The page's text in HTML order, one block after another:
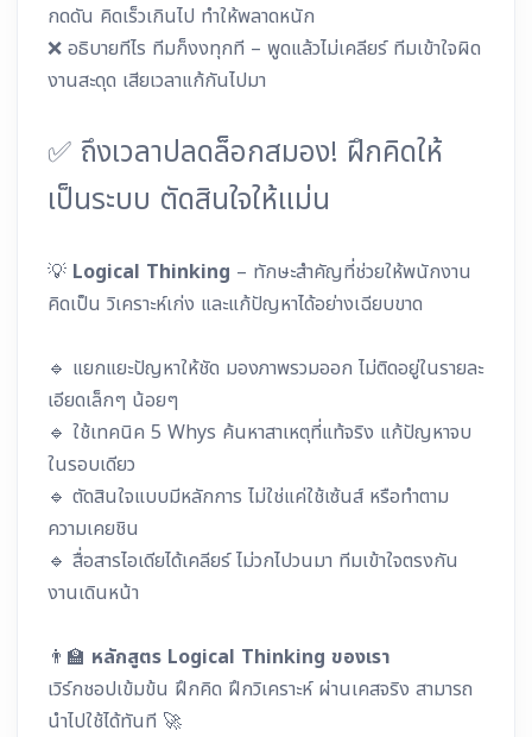
กดดัน คิดเร็วเกินไป ทำให้พลาดหนัก
❌ อธิบายทีไร ทีมก็งงทุกที – พูดแล้วไม่เคลียร์ ทีมเข้าใจผิด
งานสะดุด เสียเวลาแก้กันไปมา
✅ ถึงเวลาปลดล็อกสมอง! ฝึกคิดให้
เป็นระบบ ตัดสินใจให้แม่น
💡 Logical Thinking – ทักษะสำคัญที่ช่วยให้พนักงาน
คิดเป็น วิเคราะห์เก่ง และแก้ปัญหาได้อย่างเฉียบขาด
🔹 แยกแยะปัญหาให้ชัด มองภาพรวมออก ไม่ติดอยู่ในรายละ
เอียดเล็กๆ น้อยๆ
🔹 ใช้เทคนิค 5 Whys ค้นหาสาเหตุที่แท้จริง แก้ปัญหาจบ
ในรอบเดียว
🔹 ตัดสินใจแบบมีหลักการ ไม่ใช่แค่ใช้เซ้นส์ หรือทำตาม
ความเคยชิน
🔹 สื่อสารไอเดียได้เคลียร์ ไม่วกไปวนมา ทีมเข้าใจตรงกัน
งานเดินหน้า
👨‍🏫 หลักสูตร Logical Thinking ของเรา
เวิร์กชอปเข้มข้น ฝึกคิด ฝึกวิเคราะห์ ผ่านเคสจริง สามารถ
นำไปใช้ได้ทันที 🚀